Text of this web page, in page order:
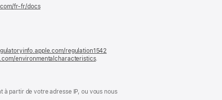
fr-fr/docs(s’ouvre
regulation1542
environmentalcharacteristics.
partir de votre adresse IP, ou vous nous